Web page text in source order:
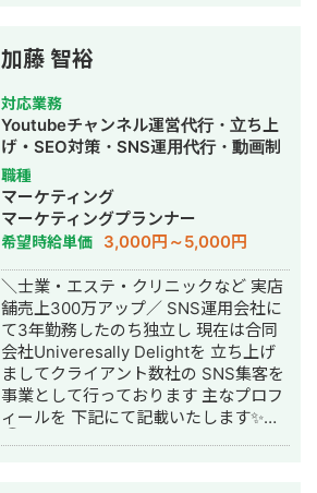
・代理店に依頼しているが、セカンド
オピニオンとして利用したい ・広告運
用をマルっと依頼したい ＝＝=(過去の
運用実績)＝＝＝ 下記はメイン案件の実
績。 ・ネット証券 月額3億
CPA10,000 ┗サブ運用者として既存案
件の運用業務をサポート ┗予算管理、
入札調整、運用改善、広告文作成、定
例資料作成、入稿業務 ┗リスティング
広告(G,Y,MS)を運用 ・生成AIスクール
月額3000万 広告CPA¥10,000 ROI
140% ┗新規案件(代理店二次受け)とし
て、フロント・運用業務・クリエイテ
ィブ制作を行う。 Meta広告、
Google(検索・ディスプレイ)、
Yahoo(検索・ディスプレイ)、
Microsort(検索)、Tiktok広告にて
CPA4,000～10,000円で説明会兼セミ
ナー予約の最大化に努める。 セミナー
公式アカウント構築・運用（初期15万
円〜 / 月額5万円〜） ②広告運用代行
（固定5万円 / 手数料20％）
フラ整理などの業務に携わりました。
・広告企業 インフルエンサー事業部で
オンライン広告やコンテンツ制作など
の業務に携わりました。 ・フリーラン
スとして活動 個人で発信をしながらク
ライアントから仕事をいただき、フリ
ーランスとして現在は活動しておりま
す。 【趣味・特技】 ・料理（ほぼ毎日
自炊） ・ダーツ（プロ資格あり） ・キ
ャンプ（年6回程度） ・バルーンアー
ト（初級） ・お酒 ・カメラ 18年の在
米経験、多数の経験やスキルは誰にも
マネできるものではない、希少価値の
高いものだと自負しております。 幅広
いスキルや知識を用いてクライアント
の課題を解決致します。 ご興味があり
ましたら、お気軽にご連絡ください。
加藤 智裕
対応業務
Youtubeチャンネル運営代行・立ち上
げ・SEO対策・SNS運用代行・動画制
作・動画編集・営業代行
職種
マーケティング
マーケティングプランナー
希望時給単価 3,000円～5,000円
＼士業・エステ・クリニックなど 実店
舗売上300万アップ／ SNS運用会社に
て3年勤務したのち独立し 現在は合同
会社Univeresally Delightを 立ち上げ
ましてクライアント数社の SNS集客を
事業として行っております 主なプロフ
ィールを 下記にて記載いたします✨